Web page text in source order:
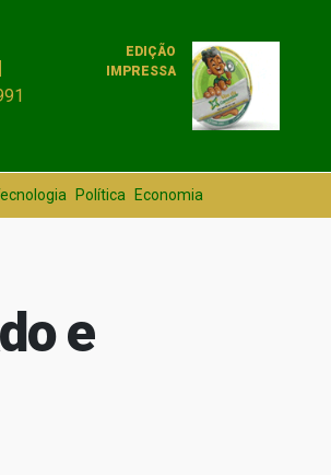
EDIÇÃO
IMPRESSA
Política Economia
e